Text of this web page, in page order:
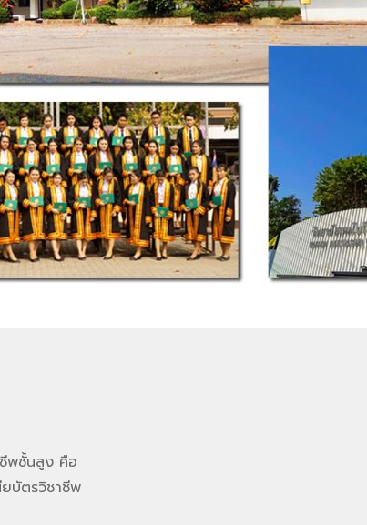
พชั้นสูง คือ
บัตรวิชาชีพ